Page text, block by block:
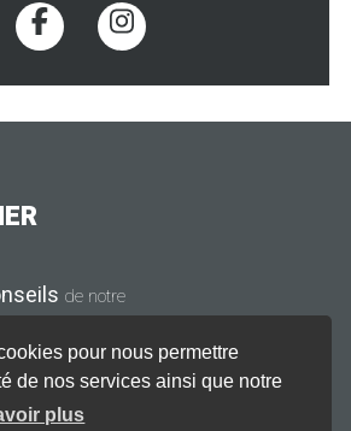
pour nous permettre
de nos services ainsi que notre
plus
Voir la page Facebook
Voir la page
de notre